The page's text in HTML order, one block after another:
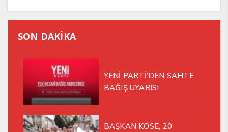
SON DAKİKA
YENİ PARTİ’DEN SAHTE
BAĞIŞ UYARISI
BAŞKAN KÖSE, 20